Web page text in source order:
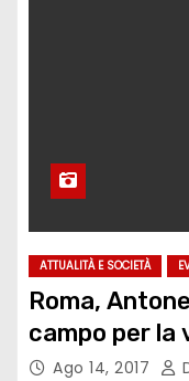
ATTUALITÀ E SOCIETÀ
Roma,
campo per la
Ago 14, 2017